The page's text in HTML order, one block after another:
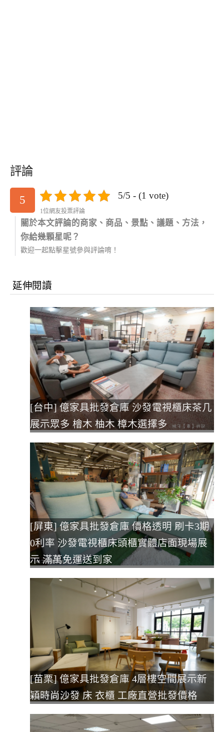
評論
5 5/5 - (1 vote)
1位網友投票評論
關於本文評論的商家、商品、景點、議題、方法，
你給幾顆星呢？
歡迎一起點擊星號參與評論唷！
延伸閱讀
[台中] 億家具批發倉庫 沙發電視櫃床茶几
展示眾多 檜木 柚木 樟木選擇多
[屏東] 億家具批發倉庫 價格透明 刷卡3期
0利率 沙發電視櫃床頭櫃實體店面現場展
示 滿萬免運送到家
[苗栗] 億家具批發倉庫 4層樓空間展示新
穎時尚沙發 床 衣櫃 工廠直營批發價格